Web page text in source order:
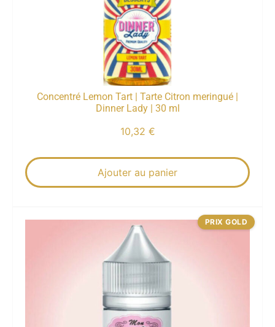
Concentré Lemon Tart | Tarte Citron meringué |
Dinner Lady | 30 ml
10,32 €
Ajouter au panier
PRIX GOLD